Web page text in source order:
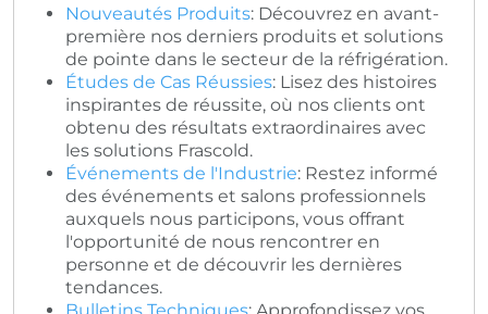
Nouveautés Produits: Découvrez en avant-
première nos derniers produits et solutions
de pointe dans le secteur de la réfrigération.
Études de Cas Réussies: Lisez des histoires
inspirantes de réussite, où nos clients ont
obtenu des résultats extraordinaires avec
les solutions Frascold.
Événements de l'Industrie: Restez informé
des événements et salons professionnels
auxquels nous participons, vous offrant
l'opportunité de nous rencontrer en
personne et de découvrir les dernières
tendances.